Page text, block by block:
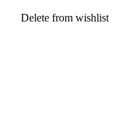
Delete from wishlist